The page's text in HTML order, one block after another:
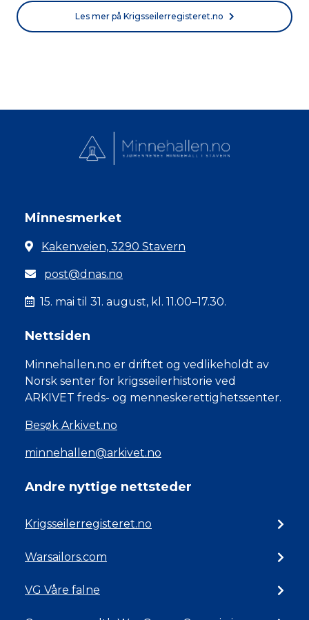
Les mer på Krigsseilerregisteret.no
Minnesmerket
Kakenveien, 3290 Stavern
post@dnas.no
15. mai til 31. august, kl. 11.00–17.30.
Nettsiden
Minnehallen.no er driftet og vedlikeholdt av
Norsk senter for krigsseilerhistorie ved
ARKIVET freds- og menneskerettighetssenter.
Besøk Arkivet.no
minnehallen@arkivet.no
Andre nyttige nettsteder
Krigsseilerregisteret.no
Warsailors.com
VG Våre falne